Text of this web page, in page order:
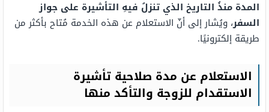
المدة منذُ التاريخ الذي تنزلُ فيهِ التأشيرة على جواز
السفر، ويُشار إلى أنّ الاستعلام عن هذه الخدمة مُتاح بأكثر من
طريقة إلكترونيًا.
الاستعلام عن مدة صلاحية تأشيرة
الاستقدام للزوجة والتأكد منها